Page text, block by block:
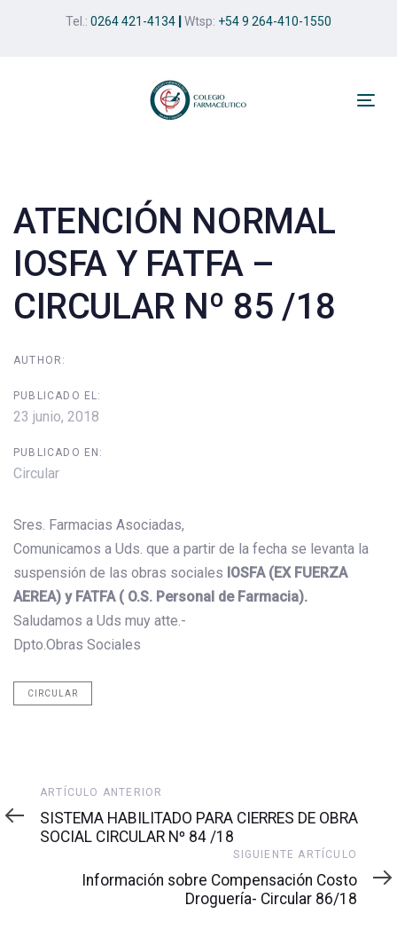
Tel.: 0264 421-4134 Wtsp: +54 9 264-410-1550
ATENCIÓN NORMAL
IOSFA Y FATFA –
CIRCULAR Nº 85 /18
AUTHOR:
PUBLICADO EL:
23 junio, 2018
PUBLICADO EN:
Circular
Sres. Farmacias Asociadas,
​​Comunicamos a Uds. que a partir de la fecha se levanta la
suspensión de la​s​ obra​s​ sociales​ IOSFA (EX FUERZA
AEREA) y FATFA (​ O.S. Personal de Farmacia).
​Saludamos a Uds muy atte.-
Dpto.Obras Sociales
CIRCULAR
navigation
Artículo
anterior
ARTÍCULO ANTERIOR
SISTEMA HABILITADO PARA CIERRES DE OBRA
SOCIAL CIRCULAR Nº 84 /18
SIGUIENTE ARTÍCULO
Información sobre Compensación Costo
Droguería- Circular 86/18